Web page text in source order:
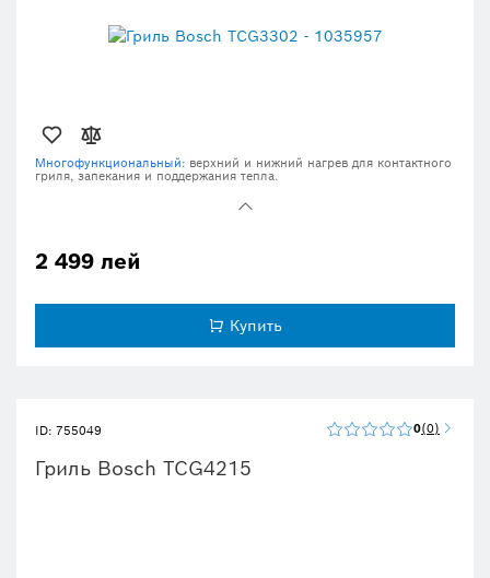
Многофункциональный: верхний и нижний нагрев для контактного
гриля, запекания и поддержания тепла.
2000 Вт для быстрого нагрева и стабильного поддержания
Выбирайте подходящую температуру для каждого блюда
2 499 лей
Купить
ID: 755049 0 0
Гриль Bosch TCG4215